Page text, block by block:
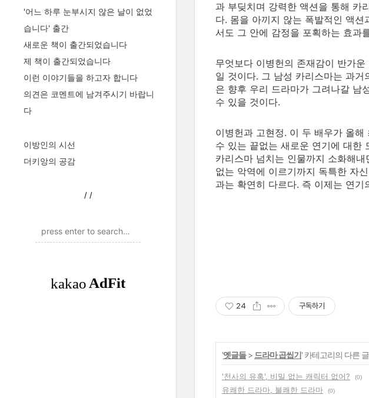
'어느 하루 눈부시지 않은 날이 없었
습니다' 출간
새로운 책이 출간되었습니다
제 책이 출간되었습니다
이런 이야기들을 하고자 합니다
의견은 코멘트에 남겨주시기 바랍니
다
이방인의 시선
더키앙의 공감
/ /
과 부딪치며 강력한 액션을 통해 카
다. 몸을 아끼지 않는 폭발적인 액
서도 그 안에 감정을 포획하는 효과
무엇보다 이병헌의 존재감이 반가
일 것이다. 그 남성 카리스마는 과
은 향후 우리 드라마가 그려나갈 남
수 있을 것이다.
이병헌과 고현정. 이 두 배우가 올
수 있는 끝없는 새로운 연기에 대한
카리스마 넘치는 인물까지 소화해
없는 악역에 이르기까지 독특한 자
과는 확연히 다르다. 즉 이제는 연
24 구독하기
'옛글들> 드라마 곱씹기' 카테고리의 다른 글
'천사의 유혹', 비밀 없는 캐릭터 없어? (0)
유쾌한 드라마, 불쾌한 드라마
(0)